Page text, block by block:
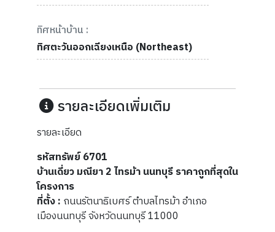
ทิศหน้าบ้าน :
ทิศตะวันออกเฉียงเหนือ (Northeast)
รายละเอียดเพิ่มเติม
รายละเอียด
รหัสทรัพย์ 6701
บ้านเดี่ยว มณียา 2 ไทรม้า นนทบุรี ราคาถูกที่สุดใน
โครงการ
ที่ตั้ง : ถนนรัตนาธิเบศร์ ตำบลไทรม้า อำเภอ
เมืองนนทบุรี จังหวัดนนทบุรี 11000